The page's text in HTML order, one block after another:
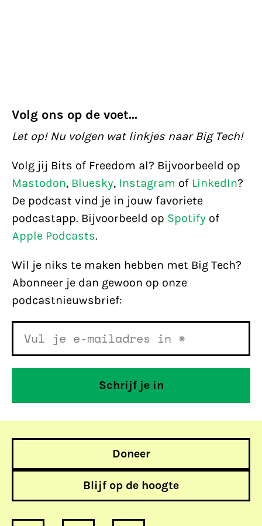
Volg ons op de voet...
Let op! Nu volgen wat linkjes naar Big Tech!
Volg jij Bits of Freedom al? Bijvoorbeeld op
Mastodon, Bluesky, Instagram of LinkedIn?
De podcast vind je in jouw favoriete
podcastapp. Bijvoorbeeld op Spotify of
Apple Podcasts.
Wil je niks te maken hebben met Big Tech?
Abonneer je dan gewoon op onze
podcastnieuwsbrief:
Doneer
Blijf op de hoogte